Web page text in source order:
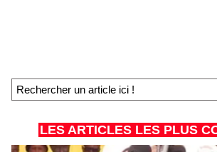
LES ARTICLES LES PLUS